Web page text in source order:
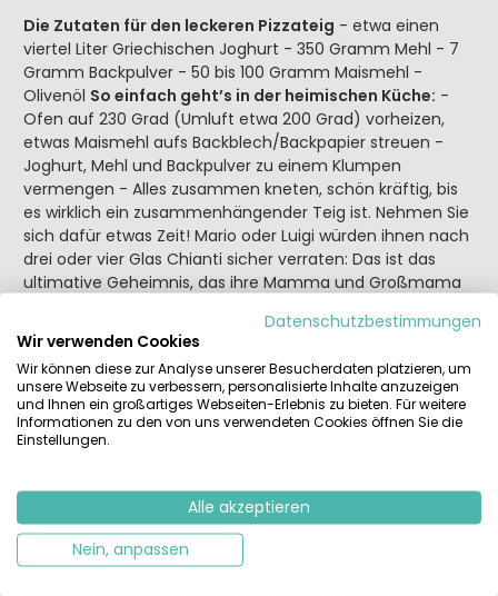
Die Zutaten für den leckeren Pizzateig - etwa einen
viertel Liter Griechischen Joghurt - 350 Gramm Mehl - 7
Gramm Backpulver - 50 bis 100 Gramm Maismehl -
Olivenöl So einfach geht’s in der heimischen Küche: -
Ofen auf 230 Grad (Umluft etwa 200 Grad) vorheizen,
etwas Maismehl aufs Backblech/Backpapier streuen -
Joghurt, Mehl und Backpulver zu einem Klumpen
vermengen - Alles zusammen kneten, schön kräftig, bis
es wirklich ein zusammenhängender Teig ist. Nehmen Sie
sich dafür etwas Zeit! Mario oder Luigi würden ihnen nach
drei oder vier Glas Chianti sicher verraten: Das ist das
ultimative Geheimnis, das ihre Mamma und Großmama
kneten und nochmal kneten! Mit Kraft und einer Prise
Liebe. Das Teigkneten ist vielleicht das allerwichtigste, was
Sie diese Woche tun! Ein schöner Nebeneffekt: Das
Fitnessstudio kann heute getrost ausfallen! - Lassen Sie
den Teig fünf Minuten ruhen - Rollen Sie den Teig nun
platt aus. Die echten Profis können probieren, den Teig zu
Vincenzo aus einem kleinen Dorf bei Rom hat das in
unseren vorvorletzten Ferien weltmeisterlich beherrscht!
Wenn Sie das nicht so virtuos hinbekommen, nehmen Sie
einfach die Backrolle…. - Legen Sie den Pizzateig auf das
Datenschutzbestimmungen
Wir verwenden Cookies
Wir können diese zur Analyse unserer Besucherdaten platzieren, um
unsere Webseite zu verbessern, personalisierte Inhalte anzuzeigen
und Ihnen ein großartiges Webseiten-Erlebnis zu bieten. Für weitere
Informationen zu den von uns verwendeten Cookies öffnen Sie die
Einstellungen.
Alle akzeptieren
Nein, anpassen